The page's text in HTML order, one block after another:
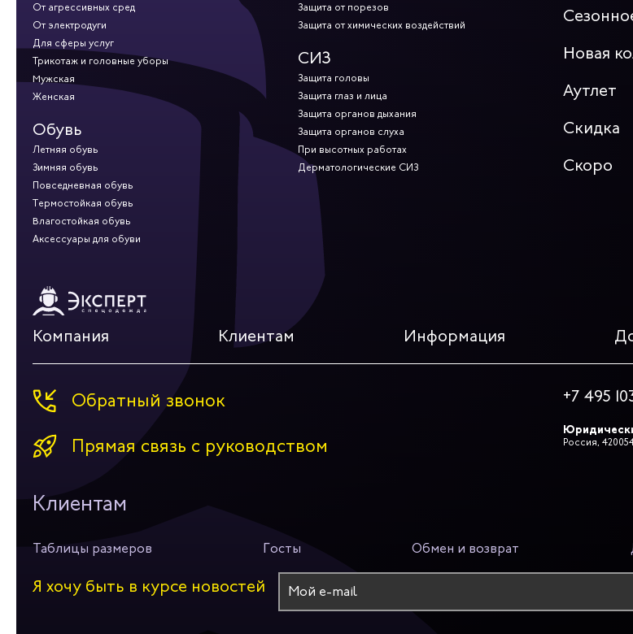
От агрессивных сред
От электродуги
Для сферы услуг
Трикотаж и головные уборы
Мужская
Женская
Обувь
Летняя обувь
Зимняя обувь
Повседневная обувь
Термостойкая обувь
Влагостойкая обувь
Аксессуары для обуви
Защита от порезов
Защита от химических воздействий
СИЗ
Защита головы
Защита глаз и лица
Защита органов дыхания
Защита органов слуха
При высотных работах
Дерматологические СИЗ
Новая
Аутлет
Скидка
Скоро
Компания Клиентам Информация
Обратный звонок
Прямая связь с руководством
+7 495
Россия,
Клиентам
Таблицы размеров Госты Обмен и возврат
Я хочу быть в курсе новостей